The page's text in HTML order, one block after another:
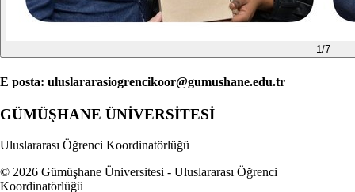
1/7
E posta: uluslararasiogrencikoor@gumushane.edu.tr
GÜMÜŞHANE ÜNİVERSİTESİ
Uluslararası Öğrenci Koordinatörlüğü
© 2026 Gümüşhane Üniversitesi - Uluslararası Öğrenci
Koordinatörlüğü